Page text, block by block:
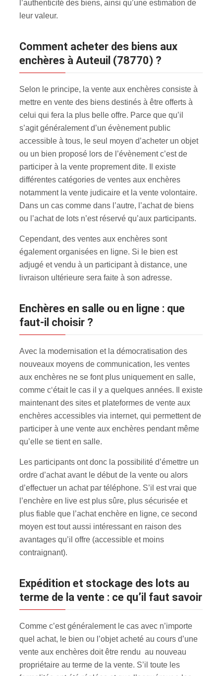
l’authenticité des biens, ainsi qu’une estimation de
leur valeur.
Comment acheter des biens aux
enchères à Auteuil (78770) ?
Selon le principe, la vente aux enchères consiste à
mettre en vente des biens destinés à être offerts à
celui qui fera la plus belle offre. Parce que qu’il
s’agit généralement d’un évènement public
accessible à tous, le seul moyen d’acheter un objet
ou un bien proposé lors de l’évènement c’est de
participer à la vente proprement dite. Il existe
différentes catégories de ventes aux enchères
notamment la vente judicaire et la vente volontaire.
Dans un cas comme dans l’autre, l’achat de biens
ou l’achat de lots n’est réservé qu’aux participants.
Cependant, des ventes aux enchères sont
également organisées en ligne. Si le bien est
adjugé et vendu à un participant à distance, une
livraison ultérieure sera faite à son adresse.
Enchères en salle ou en ligne : que
faut-il choisir ?
Avec la modernisation et la démocratisation des
nouveaux moyens de communication, les ventes
aux enchères ne se font plus uniquement en salle,
comme c‘était le cas il y a quelques années. Il existe
maintenant des sites et plateformes de vente aux
enchères accessibles via internet, qui permettent de
participer à une vente aux enchères pendant même
qu’elle se tient en salle.
Les participants ont donc la possibilité d’émettre un
ordre d’achat avant le début de la vente ou alors
d’effectuer un achat par téléphone. S’il est vrai que
l’enchère en live est plus sûre, plus sécurisée et
plus fiable que l’achat enchère en ligne, ce second
moyen est tout aussi intéressant en raison des
avantages qu’il offre (accessible et moins
contraignant).
Expédition et stockage des lots au
terme de la vente : ce qu’il faut savoir
Comme c’est généralement le cas avec n’importe
quel achat, le bien ou l’objet acheté au cours d’une
vente aux enchères doit être rendu au nouveau
propriétaire au terme de la vente. S’il toute les